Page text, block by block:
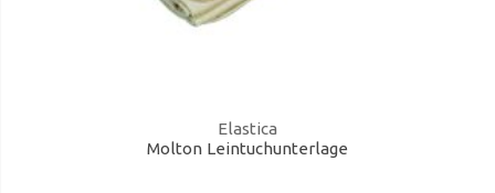
Elastica
Molton Leintuchunterlage